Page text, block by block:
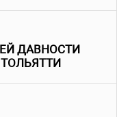
ДАВНОСТИ